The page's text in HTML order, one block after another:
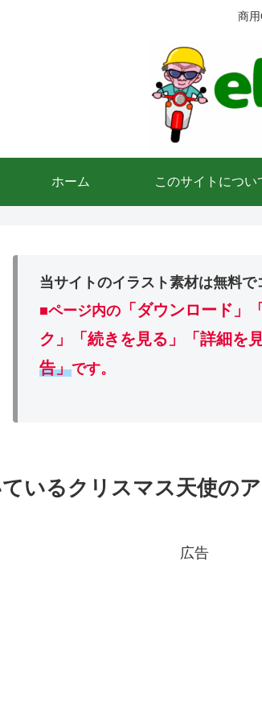
商用OK！高
ホーム このサイトについ
当サイトのイラスト素材は無料で
■ページ内の 「ダウンロード」
ク」「続きを見る」「詳細を
告」です。
いるクリスマス天使の
広告